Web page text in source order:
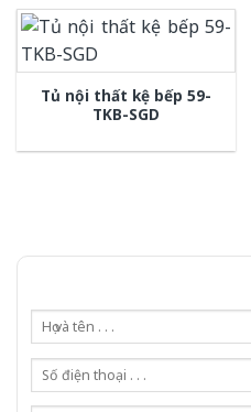
Tủ nội thất kệ bếp 59-
TKB-SGD